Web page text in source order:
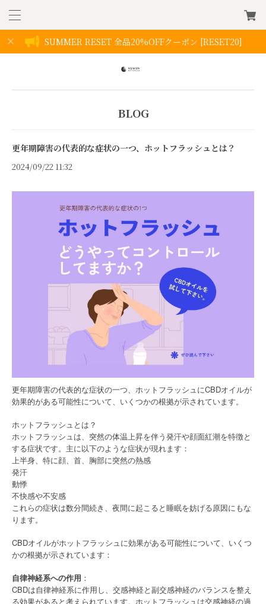
SUMMER RESET 全品20%OFFクーポン [RESET20]
BLOG
更年期障害の代表的な症状の一つ、ホットフラッシュとは？
2024/09/22 11:32
更年期障害の代表的な症状の一つ、ホットフラッシュにCBDオイルが
効果的がある可能性について、いくつかの根拠が示されています。
ホットフラッシュとは？
ホットフラッシュは、突然の体温上昇を伴う発汗や顔面紅潮を特徴と
する症状です。主に以下のような症状が現れます：
上半身、特に顔、首、胸部に突然の熱感
発汗
動悸
不快感や不安感
これらの症状は数分間続き、夜間に起こると睡眠を妨げる原因にもな
ります。
CBDオイルがホットフラッシュに効果がある可能性について、いくつ
かの根拠が示されています：
自律神経系への作用 ：
CBDは自律神経系に作用し、交感神経と副交感神経のバランスを整え
る効果があると考えられています。ホットフラッシュは交感神経の過